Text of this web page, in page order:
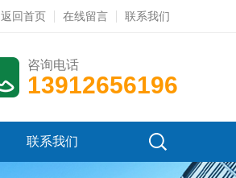
返回首页 在线留言 联系我们
咨询电话
13912656196
联系我们